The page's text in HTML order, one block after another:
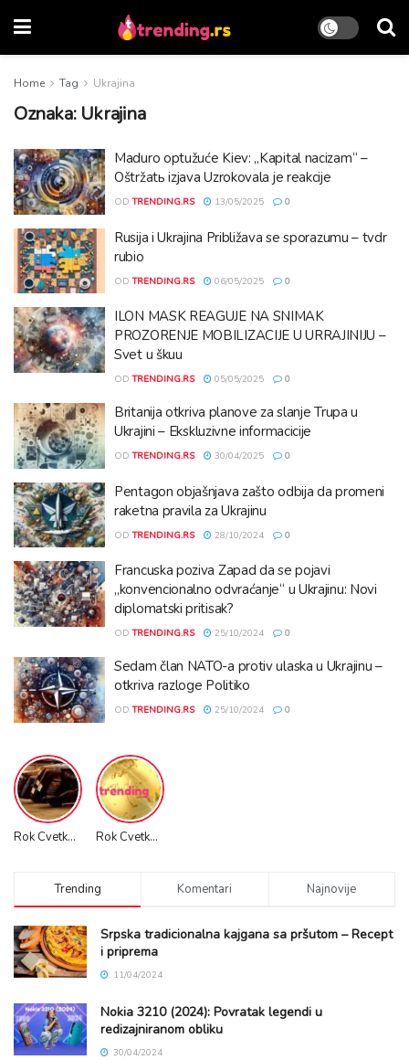
Home Tag Ukrajina
Oznaka: Ukrajina
Maduro optužuće Kiev: „Kapital nacizam“ –
Oštržatь izjava Uzrokovala je reakcije
OD TRENDING.RS 13/05/2025 0
Rusija i Ukrajina Približava se sporazumu – tvdr
rubio
OD TRENDING.RS 06/05/2025 0
ILON MASK REAGUJE NA SNIMAK
PROZORENJE MOBILIZACIJE U URRAJINIJU –
Svet u škuu
OD TRENDING.RS 05/05/2025 0
Britanija otkriva planove za slanje Trupa u
Ukrajini – Ekskluzivne informacicije
OD TRENDING.RS 30/04/2025 0
Pentagon objašnjava zašto odbija da promeni
raketna pravila za Ukrajinu
OD TRENDING.RS 28/10/2024 0
Francuska poziva Zapad da se pojavi
„konvencionalno odvraćanje“ u Ukrajinu: Novi
diplomatski pritisak?
OD TRENDING.RS 25/10/2024 0
Sedam član NATO-a protiv ulaska u Ukrajinu –
otkriva razloge Politiko
OD TRENDING.RS 25/10/2024 0
Rok Cvetkov Promo VIDEO Rok Cvetkov Stunts
Trending Komentari Najnovije
Srpska tradicionalna kajgana sa pršutom – Recept
i priprema
11/04/2024
Nokia 3210 (2024): Povratak legendi u
redizajniranom obliku
30/04/2024